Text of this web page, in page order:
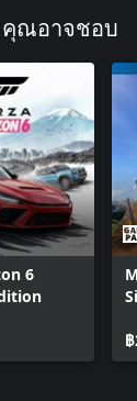
5 1966 Jaguar
5 1993 Jaguar
5 1973
5 2020
5 2010
5 2017 #25
5 1986 Ford
5 1992
5 2005 MG
5 2006
5 2020
5 2021 VW
คุณอาจชอบ
6